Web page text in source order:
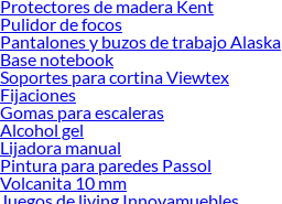
Protectores de madera Kent
Pulidor de focos
Pantalones y buzos de trabajo Alaska
Base notebook
Soportes para cortina Viewtex
Fijaciones
Gomas para escaleras
Alcohol gel
Lijadora manual
Pintura para paredes Passol
Volcanita 10 mm